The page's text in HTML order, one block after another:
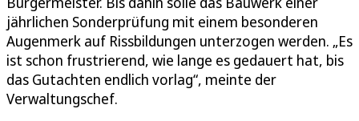
jährlichen Sonderprüfung mit einem besonderen
Augenmerk auf Rissbildungen unterzogen werden. „Es
ist schon frustrierend, wie lange es gedauert hat, bis
das Gutachten endlich vorlag“, meinte der
Verwaltungschef.